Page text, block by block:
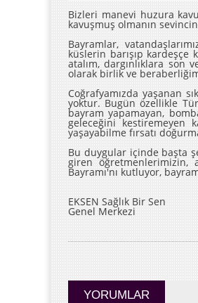
Bizleri manevi huzura
kavuşmuş olmanın
Bayramlar,
küslerin barışıp
atalım, dargınlıklara son
olarak birlik ve
Coğrafyamızda yaşanan
yoktur. Bugün özellikle
bayram yapamayan,
geleceğini
yaşayabilme fırsatı
Bu duygular içinde başta
giren öğretmenlerimizin,
Bayramı'nı kutluyor,
EKSEN Sağlık Bir Sen
Genel Merkezi
YORUMLAR